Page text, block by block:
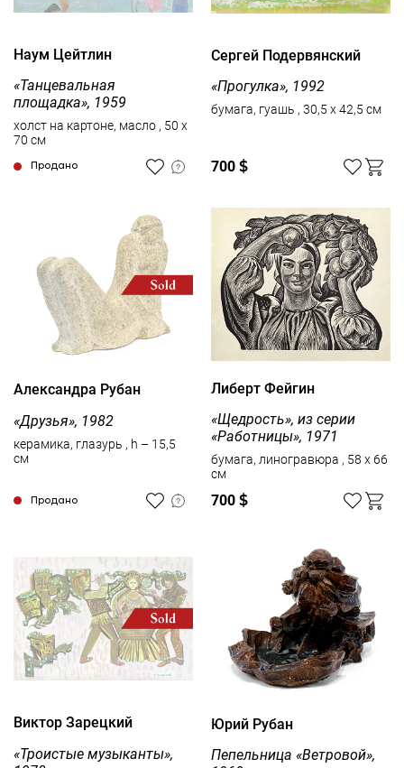
Наум Цейтлин
«Танцевальная
площадка», 1959
холст на картоне, масло , 50 x
70 см
Продано
Сергей Подервянский
«Прогулка», 1992
бумага, гуашь , 30,5 x 42,5 см
700 $
Александра Рубан
«Друзья», 1982
керамика, глазурь , h – 15,5
см
Продано
Либерт Фейгин
«Щедрость», из серии
«Работницы», 1971
бумага, линогравюра , 58 x 66
см
700 $
Виктор Зарецкий
«Троистые музыканты»,
Юрий Рубан
Пепельница «Ветровой»,